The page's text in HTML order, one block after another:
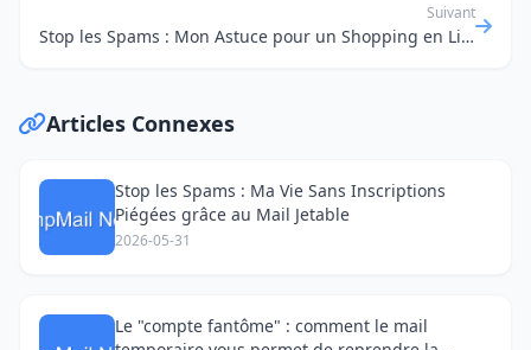
Suivant
Stop les Spams : Mon Astuce pour un Shopping en Ligne Sans Soucis !
Articles Connexes
Stop les Spams : Ma Vie Sans Inscriptions
Piégées grâce au Mail Jetable
2026-05-31
Le "compte fantôme" : comment le mail